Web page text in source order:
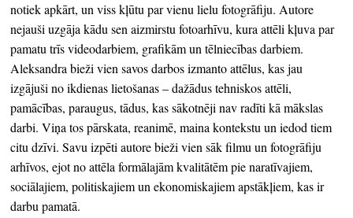
meklēt
notiek apkārt, un viss kļūtu par vienu lielu fotogrāfiju. Autore
nejauši uzgāja kādu sen aizmirstu fotoarhīvu, kura attēli kļuva par
pamatu trīs videodarbiem, grafikām un tēlniecības darbiem.
Aleksandra bieži vien savos darbos izmanto attēlus, kas jau
izgājuši no ikdienas lietošanas – dažādus tehniskos attēli,
pamācības, paraugus, tādus, kas sākotnēji nav radīti kā mākslas
darbi. Viņa tos pārskata, reanimē, maina kontekstu un iedod tiem
citu dzīvi. Savu izpēti autore bieži vien sāk filmu un fotogrāfiju
arhīvos, ejot no attēla formālajām kvalitātēm pie naratīvajiem,
sociālajiem, politiskajiem un ekonomiskajiem apstākļiem, kas ir
darbu pamatā.